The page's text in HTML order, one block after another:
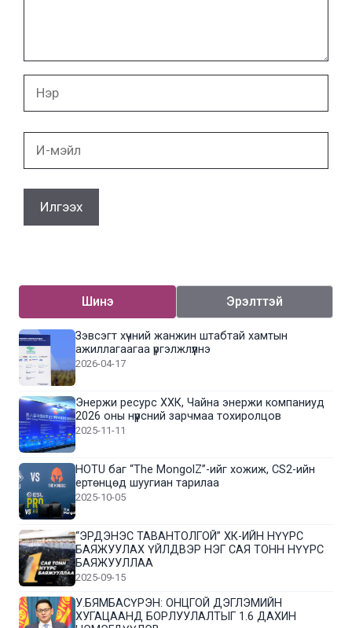
мэйл
Шинэ Эрэлттэй
Зэвсэгт хүчний жанжин штабтай хамтын
ажиллагаагаа үргэлжлүүлнэ
2026-04-17
Энержи ресурс ХХК, Чайна энержи компаниуд
2026 оны нүүрсний зарчмаа тохиролцов
2025-11-11
HOTU баг “The MongolZ”-ийг хожиж, CS2-ийн
ертөнцөд шуугиан тарилаа
2025-10-05
“ЭРДЭНЭС ТАВАНТОЛГОЙ” ХК-ИЙН НҮҮРС
БАЯЖУУЛАХ ҮЙЛДВЭР НЭГ САЯ ТОНН НҮҮРС
БАЯЖУУЛЛАА
2025-09-15
У.БЯМБАСҮРЭН: ОНЦГОЙ ДЭГЛЭМИЙН
ХУГАЦААНД БОРЛУУЛАЛТЫГ 1.6 ДАХИН